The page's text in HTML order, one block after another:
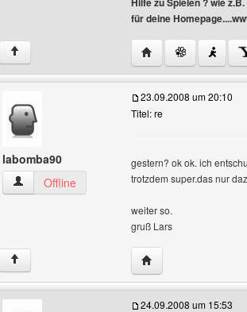
für deine
↑ Website dieses
labomba90
labomba90 Benutzer-Profile anzeigen
Offline
23.09.2008 um 20:10
Titel: re
gestern? ok ok. ich
trotzdem super.das nur
weiter so.
gruß Lars
↑ Website dieses
24.09.2008 um 15:53